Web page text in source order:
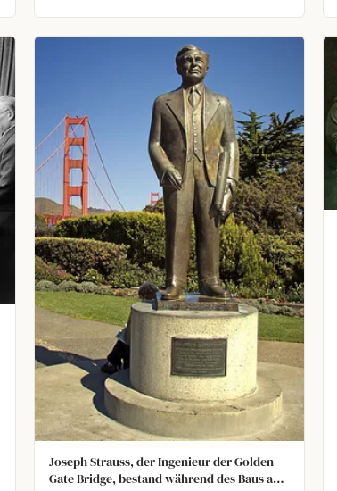
Joseph Strauss, der Ingenieur der Golden
Gate Bridge, bestand während des Baus auf